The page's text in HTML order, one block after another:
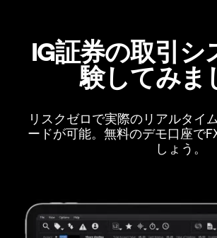
IG証券の取引シ
験してみま
リスクゼロで実際のリアルタイ
ードが可能。無料のデモ口座で
しょう。